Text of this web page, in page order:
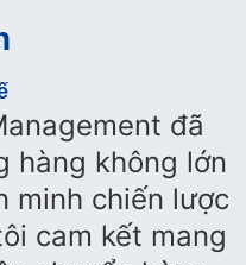
đã
hàng không lớn
minh chiến lược
cam kết mang